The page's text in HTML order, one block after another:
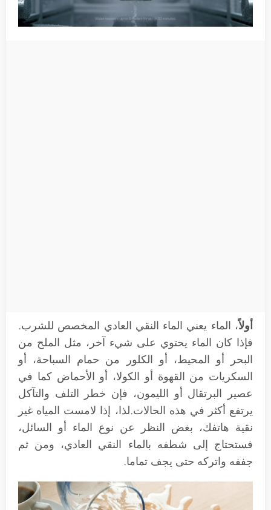
أولاً، الماء يعني الماء النقي العادي المخصص للشرب.
فإذا كان الماء يحتوي على شيء آخر، مثل الملح من
البحر أو المحيط، أو الكلور من حمام السباحة، أو
السكريات من القهوة أو الكولا، أو الأحماض كما في
عصير البرتقال أو الليمون، فإن خطر التلف والتآكل
يرتفع أكثر في هذه الحالات. لذا، إذا لامست المياه غير
نقية هاتفك، بغض النظر عن نوع الماء أو السائل،
فستحتاج إلى شطفه بالماء النقي العادي، ومن ثم
جففه واتركه حتى يجف تماما.